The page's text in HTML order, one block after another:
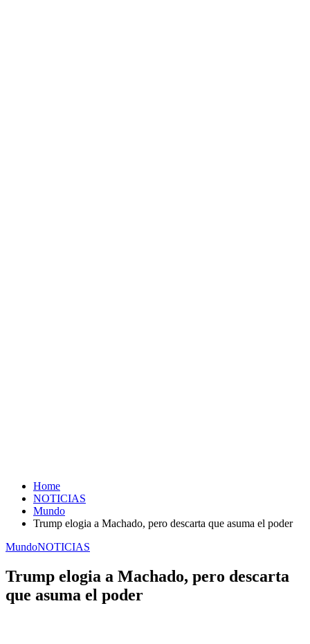
Home
NOTICIAS
Mundo
Trump elogia a Machado, pero descarta que asuma el poder
MundoNOTICIAS
Trump elogia a Machado, pero descarta
que asuma el poder